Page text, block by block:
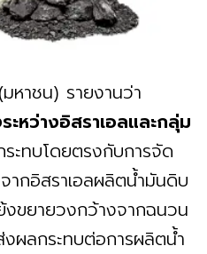
หาชน) รายงานว่า
ะหว่างอิสราเอลและกลุ่ม
ะทบโดยตรงกับการจัด
ากอิสราเอลผลิตนํ้ามันดิบ
ขยายวงกว้างจากฉนวน
ผลกระทบต่อการผลิตนํ้า